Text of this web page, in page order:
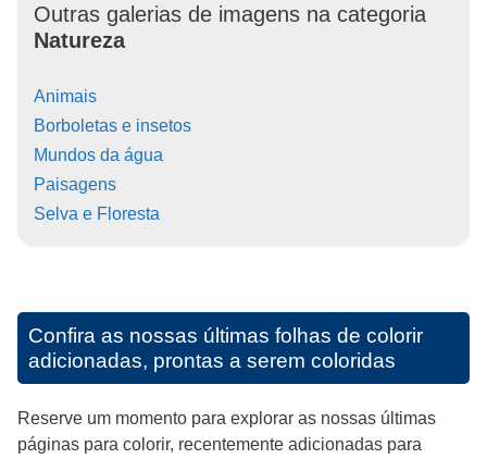
Outras galerias de imagens na categoria
Natureza
Animais
Borboletas e insetos
Mundos da água
Paisagens
Selva e Floresta
Confira as nossas últimas folhas de colorir
adicionadas, prontas a serem coloridas
Reserve um momento para explorar as nossas últimas
páginas para colorir, recentemente adicionadas para